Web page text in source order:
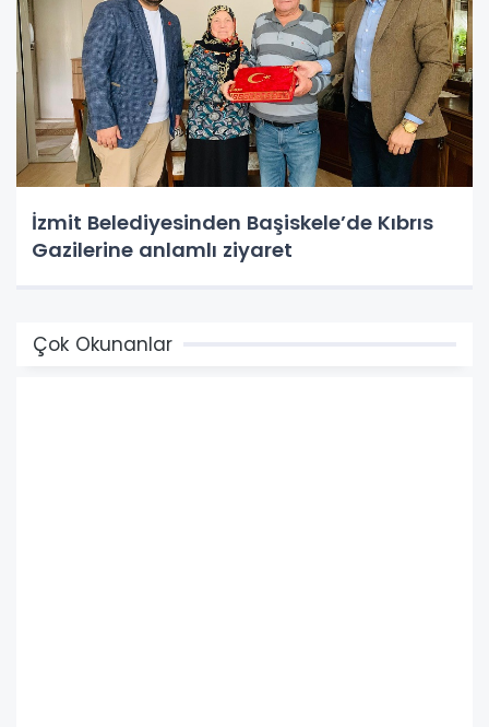
İzmit Belediyesinden Başiskele’de Kıbrıs
Gazilerine anlamlı ziyaret
Çok Okunanlar